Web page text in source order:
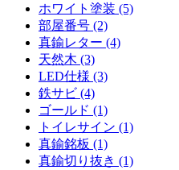
ホワイト塗装 (5)
部屋番号 (2)
真鍮レター (4)
天然木 (3)
LED仕様 (3)
鉄サビ (4)
ゴールド (1)
トイレサイン (1)
真鍮銘板 (1)
真鍮切り抜き (1)